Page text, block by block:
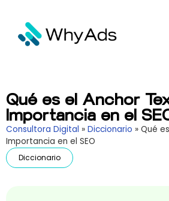
Qué es el Anchor
Importancia en el
Consultora Digital » Diccionario » Qué
Importancia en el SEO
Diccionario